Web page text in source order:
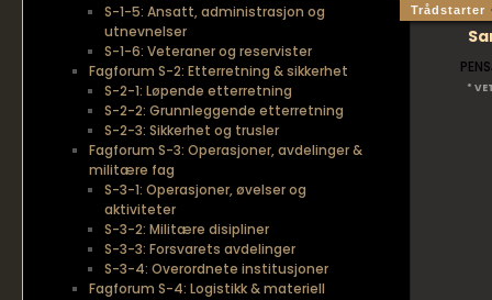
Trådstarter
*
S-1-5: Ansatt, administrasjon og
utnevnelser
S-1-6: Veteraner og reservister
Fagforum S-2: Etterretning & sikkerhet
S-2-1: Løpende etterretning
S-2-2: Grunnleggende etterretning
S-2-3: Sikkerhet og trusler
Fagforum S-3: Operasjoner, avdelinger &
militære fag
S-3-1: Operasjoner, øvelser og
aktiviteter
S-3-2: Militære disipliner
S-3-3: Forsvarets avdelinger
S-3-4: Overordnete institusjoner
Fagforum S-4: Logistikk & materiell